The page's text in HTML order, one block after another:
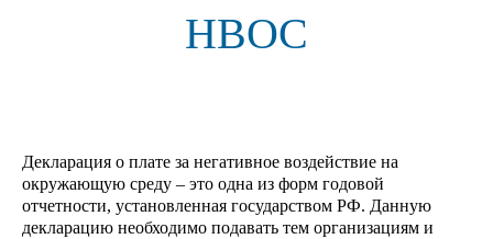
НВОС
Декларация о плате за негативное воздействие на
окружающую среду – это одна из форм годовой
отчетности, установленная государством РФ. Данную
декларацию необходимо подавать тем организациям и